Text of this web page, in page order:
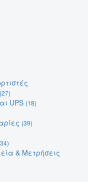
(27)
UPS (18)
(39)
& Μετρήσεις